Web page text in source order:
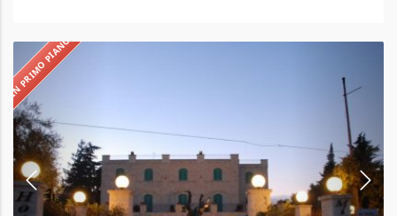
IN PRIMO PIANO